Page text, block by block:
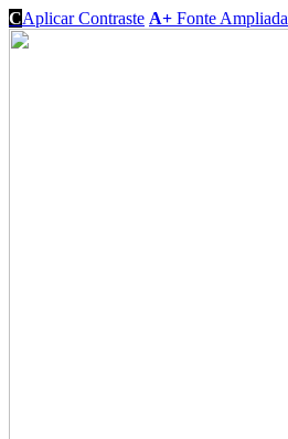
CAplicar Contraste A+ Fonte Ampliada